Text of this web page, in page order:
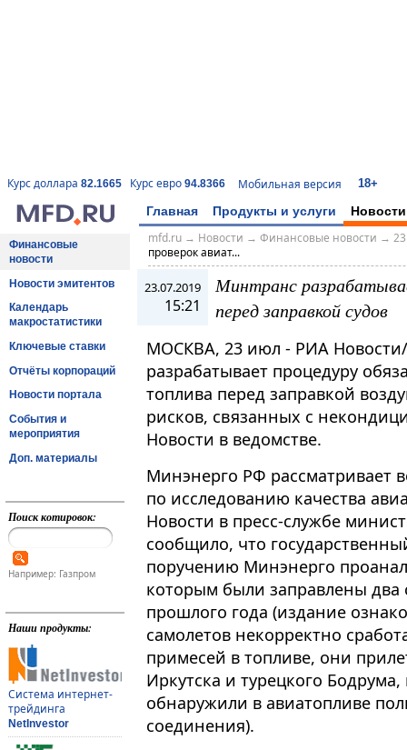
Курс доллара 82.1665 Курс евро 94.8366 Мобильная версия 18+
Главная Продукты и услуги Новости
Финансовые
новости
Новости эмитентов
Календарь
макростатистики
Ключевые ставки
Отчёты корпораций
Новости портала
События и
мероприятия
Доп. материалы
Поиск котировок:
Например: Газпром
Наши продукты:
Система интернет-
трейдинга
NetInvestor
mfd.ru→ Новости → Финансовые новости →
проверок авиат...
23.07.2019
15:21
Минтранс
перед заправкой судов
МОСКВА, 23 июл - РИА
разрабатывает процедуру
топлива перед заправкой
рисков, связанных с
Новости в ведомстве.
Минэнерго РФ рассматривает
по исследованию качества
Новости в пресс-службе
сообщило, что
поручению Минэнерго
которым были заправлены два
прошлого года (издание
самолетов некорректно
примесей в топливе, они
Иркутска и турецкого
обнаружили в авиатопливе
соединения).